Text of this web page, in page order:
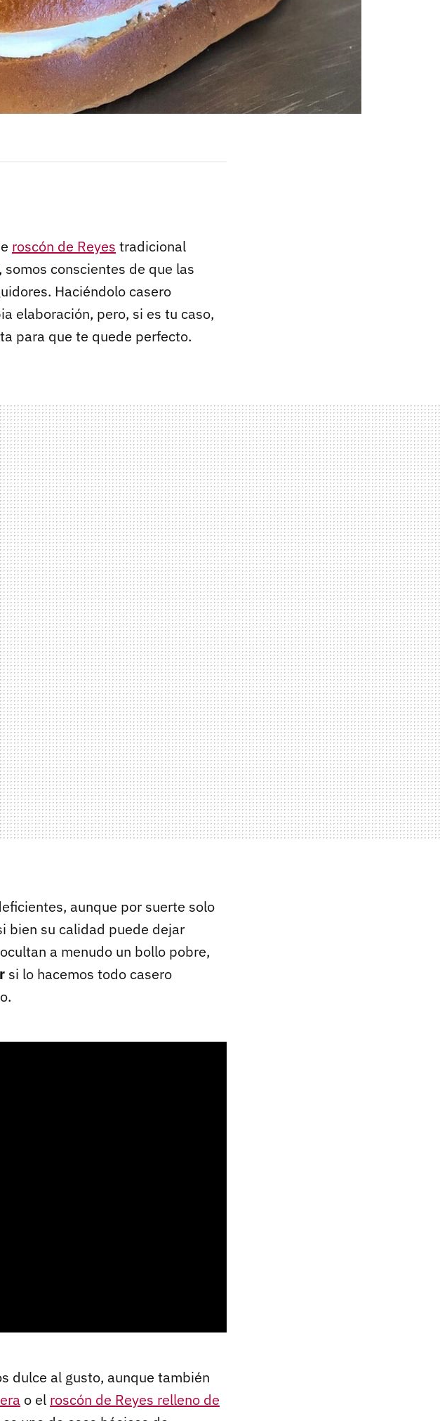
roscón de Reyes tradicional
conscientes de que las
Haciéndolo casero
elaboración, pero, si es tu caso,
para que te quede perfecto.
aunque por suerte solo
bien su calidad puede dejar
a menudo un bollo pobre,
si lo hacemos todo casero
dulce al gusto, aunque también
o el roscón de Reyes relleno de